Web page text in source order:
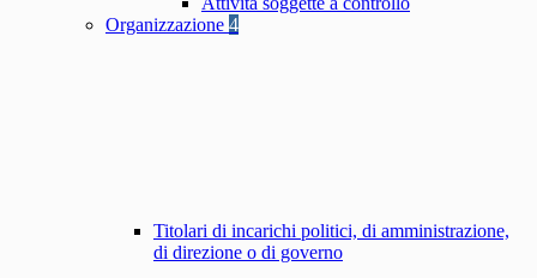
Organizzazione 4
Titolari di incarichi politici, di amministrazione,
di direzione o di governo